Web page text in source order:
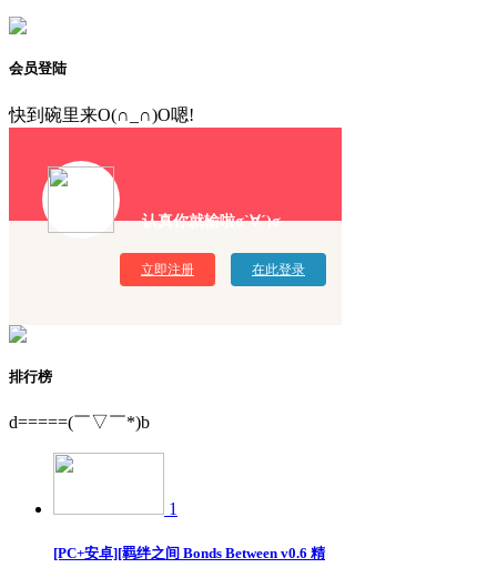
会员登陆
快到碗里来O(∩_∩)O嗯!
认真你就输啦σ`∀´)σ
立即注册 在此登录
排行榜
d=====(￣▽￣*)b
1
[PC+安卓][羁绊之间 Bonds Between v0.6 精